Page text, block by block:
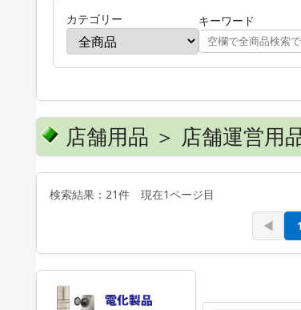
カテゴリー キーワード
店舗用品 ＞ 店舗運営用
検索結果：21件 現在1ページ目
◀ 1